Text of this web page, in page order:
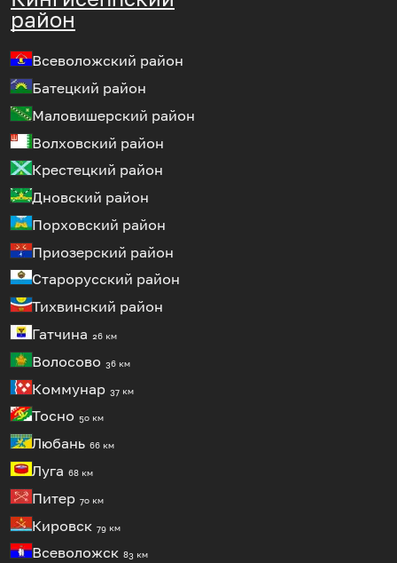
район
Всеволожский район
Батецкий район
Маловишерский район
Волховский район
Крестецкий район
Дновский район
Порховский район
Приозерский район
Старорусский район
Тихвинский район
Гатчина 26 км
Волосово 36 км
Коммунар 37 км
Тосно 50 км
Любань 66 км
Луга 68 км
Питер 70 км
Кировск 79 км
Всеволожск 83 км